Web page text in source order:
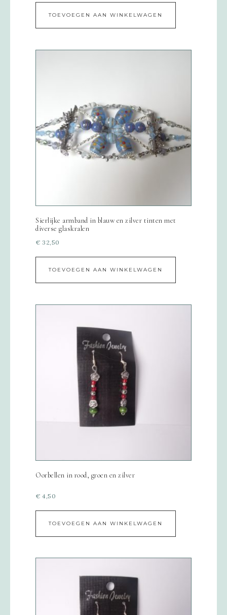
TOEVOEGEN AAN WINKELWAGEN
Sierlijke armband in blauw en zilver tinten met
diverse glaskralen
€ 32,50
TOEVOEGEN AAN WINKELWAGEN
Oorbellen in rood, groen en zilver
€ 4,50
TOEVOEGEN AAN WINKELWAGEN